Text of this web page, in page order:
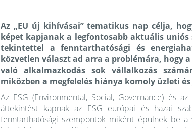
Az „EU új kihívásai” tematikus nap célja,
képet kapjanak a legfontosabb aktuális
tekintettel a fenntarthatósági és
közvetlen választ ad arra a problémára, hogy
való alkalmazkodás sok vállalkozás
miközben a megfelelés hiánya komoly üzleti
Az ESG (Environmental, Social, Governance) és
áttekintést kapnak az ESG európai és hazai
fenntarthatósági szempontok miként épülnek be